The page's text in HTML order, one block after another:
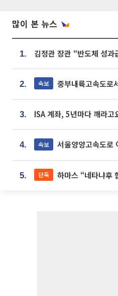
많이 본 뉴스
1.
2. 속보 중부내륙고속도로
3. ISA 계좌, 5년마다 깨라고
4. 속보 서울양양고속도로
5. 단독 하마스 “네타냐후 합의